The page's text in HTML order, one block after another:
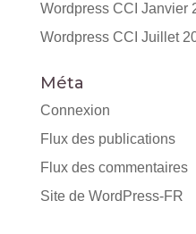
Wordpress CCI Janvier
Wordpress CCI Juillet
Méta
Connexion
Flux des publications
Flux des commentaires
Site de WordPress-FR